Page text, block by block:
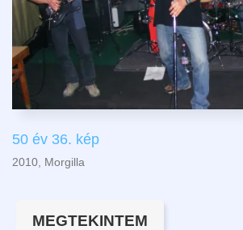
50 év 36. kép
2010, Morgilla
MEGTEKINTEM